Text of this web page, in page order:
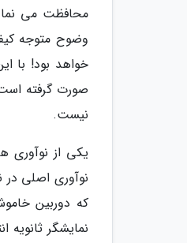
وضوح متوجه
خواهد بود! با
صورت گرفته
نیست.
که دوربین
نمایشگر